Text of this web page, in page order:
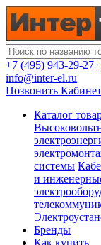
+7 (495) 943-29-27
info@inter-el.ru
Позвонить Кабинет
Каталог
системы
и
Бренды
Как купить